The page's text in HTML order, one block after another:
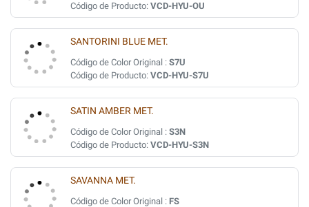
Código de Producto: VCD-HYU-OU
SANTORINI BLUE MET.
Código de Color Original : S7U
Código de Producto: VCD-HYU-S7U
SATIN AMBER MET.
Código de Color Original : S3N
Código de Producto: VCD-HYU-S3N
SAVANNA MET.
Código de Color Original : FS